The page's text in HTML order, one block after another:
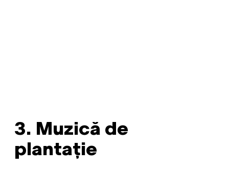
3. Muzică de
plantație